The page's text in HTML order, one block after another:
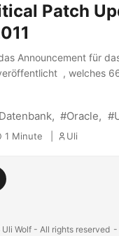
Patch
Announcement für
, welches
in verschiedenen Oracle
ist der
konkret die folgenden
Oracle
1 Minute Uli
Wolf - All rights reserved -